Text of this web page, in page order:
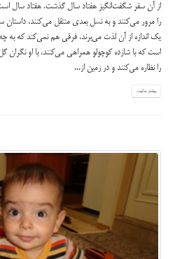
از آن سفر شگفت‌انگیز هفتاد سال گذشت، هفتاد سال
را مرور می‌کنند و به نسل بعدی منتقل می‌کنند.
یک اندازه از آن لذت می‌برند، فرقی هم نمی‌کند که به
است که با شازده کوچولو همراهی می‌کنند، با او
را نظاره می‌کنند و در زمین از...
بیشتر بدانید...